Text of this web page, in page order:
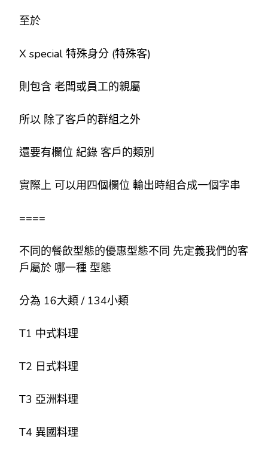
至於
X special 特殊身分 (特殊客)
則包含 老闆或員工的親屬
所以 除了客戶的群組之外
還要有欄位 紀錄 客戶的類別
實際上 可以用四個欄位 輸出時組合成一個字串
====
不同的餐飲型態的優惠型態不同 先定義我們的客
戶屬於 哪一種 型態
分為 16大類 / 134小類
T1 中式料理
T2 日式料理
T3 亞洲料理
T4 異國料理